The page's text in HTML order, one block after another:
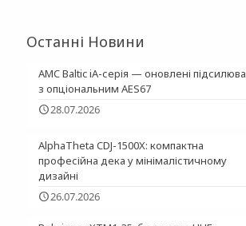
Останні Новини
AMC Baltic iA-серія — оновлені
з опціональним AES67
28.07.2026
AlphaTheta CDJ-1500X: компактна
професійна дека у мінімалістичному
дизайні
26.07.2026